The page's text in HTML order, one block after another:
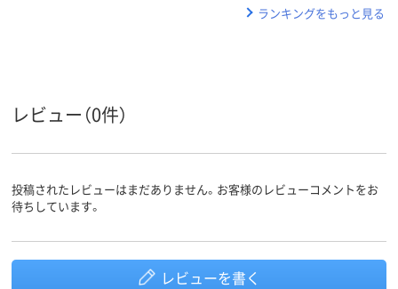
ランキングをもっと見る
レビュー（0件）
投稿されたレビューはまだありません。お客様のレビューコメントをお
待ちしています。
レビューを書く